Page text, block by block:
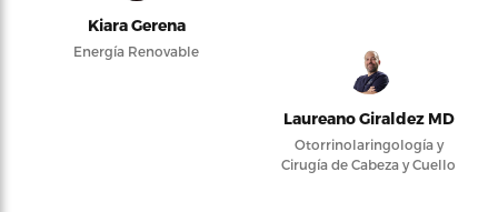
Kiara Gerena
Energía Renovable
Laureano Giraldez MD
Otorrinolaringología y
Cirugía de Cabeza y Cuello